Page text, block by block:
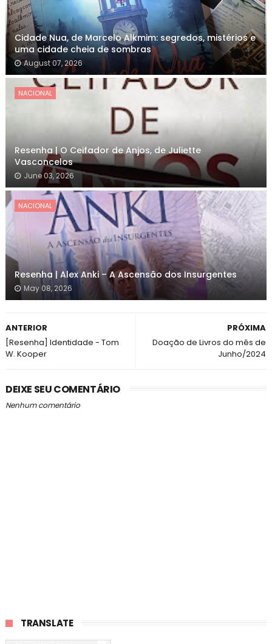
Cidade Nua, de Marcelo Alkmim: segredos, mistérios e
uma cidade cheia de sombras
August 07, 2026
NACIONAL
Resenha | O Ceifador de Anjos, de Juliette
Vasconcelos
June 03, 2026
NACIONAL
Resenha | Alex Anki – A Ascensão dos Insurgentes
May 08, 2026
PRÓXIMA
Doação de Livros do mês de
Junho/2024
ANTERIOR
[Resenha] Identidade - Tom
W. Kooper
DEIXE SEU COMENTÁRIO
Nenhum comentário
TRANSLATE